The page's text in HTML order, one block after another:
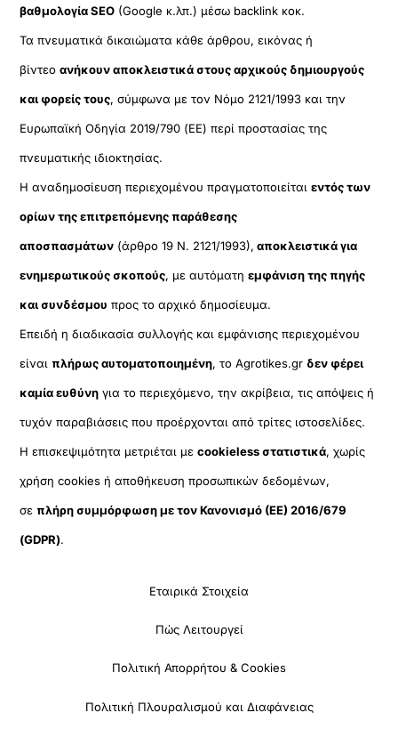
βαθμολογία SEO (Google κ.λπ.) μέσω backlink κοκ.
Τα πνευματικά δικαιώματα κάθε άρθρου, εικόνας ή
βίντεοανήκουν αποκλειστικά στους αρχικούς δημιουργούς
και φορείς τους, σύμφωνα με τον Νόμο 2121/1993 και την
Ευρωπαϊκή Οδηγία 2019/790 (ΕΕ) περί προστασίας της
πνευματικής ιδιοκτησίας.
Η αναδημοσίευση περιεχομένου πραγματοποιείταιεντός των
ορίων της επιτρεπόμενης παράθεσης
αποσπασμάτων (άρθρο 19 Ν. 2121/1993), αποκλειστικά για
ενημερωτικούς σκοπούς, με αυτόματηεμφάνιση της πηγής
και συνδέσμου προς το αρχικό δημοσίευμα.
Επειδή η διαδικασία συλλογής και εμφάνισης περιεχομένου
είναιπλήρως αυτοματοποιημένη, το Agrotikes.gr δεν φέρει
καμία ευθύνη για το περιεχόμενο, την ακρίβεια, τις απόψεις ή
τυχόν παραβιάσεις που προέρχονται από τρίτες ιστοσελίδες.
Η επισκεψιμότητα μετριέται μεcookieless στατιστικά, χωρίς
χρήση cookies ή αποθήκευση προσωπικών δεδομένων,
σεπλήρη συμμόρφωση με τον Κανονισμό (ΕΕ) 2016/679
(GDPR).
Εταιρικά Στοιχεία
Πώς Λειτουργεί
Πολιτική Απορρήτου & Cookies
Πολιτική Πλουραλισμού και Διαφάνειας